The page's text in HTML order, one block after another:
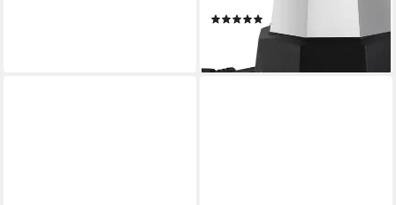
ab 57,90 €
lieferbar - in 3-4 Werktagen bei dir